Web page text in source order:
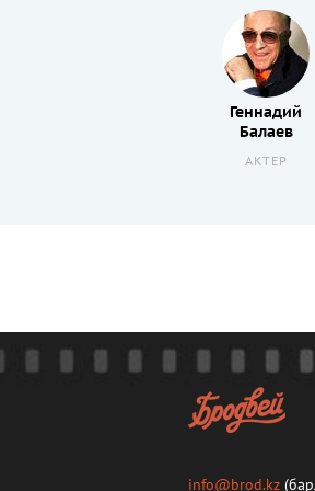
Геннадий
Балаев
АКТЕР
info@brod.kz